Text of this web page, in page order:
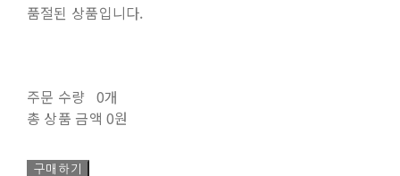
품절된 상품입니다.
주문 수량 0개
총 상품 금액 0원
구매하기